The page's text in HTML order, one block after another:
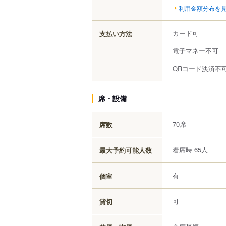
利用金額分布を
支払い方法
カード可
電子マネー不可
QRコード決済不
席・設備
席数 70席
最大予約可能人数 着席時 65人
個室 有
貸切 可